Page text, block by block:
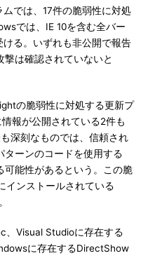
では、17件の脆弱性に対処
では、IE 10を含む全バー
る。いずれも非公開で報告
は確認されていないと
の脆弱性に対処する更新プ
報が公開されている2件も
深刻なものでは、信頼され
ターンのコードを使用する
可能性があるという。この脆
インストールされている
Visual Studioに存在する
に存在するDirectShow